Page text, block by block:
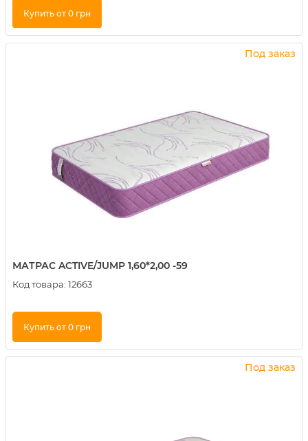
Купить от 0 грн
Купить в 1 клик
Под заказ
МАТРАС ACTIVE/JUMP 1,60*2,00 -59
Код товара: 12663
Купить от 0 грн
Купить в 1 клик
Под заказ